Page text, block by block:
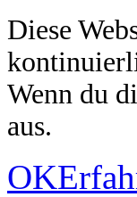
Diese
Wenn du
aus.
OK